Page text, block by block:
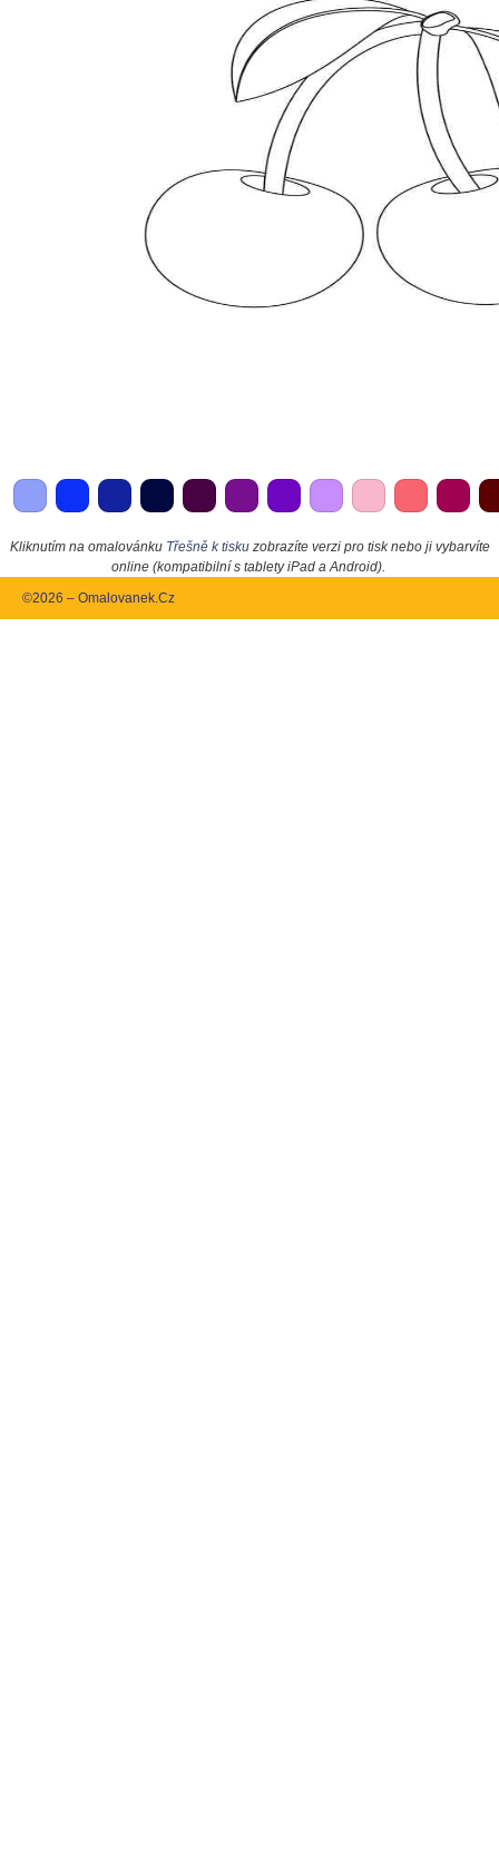
Kliknutím na omalovánku Třešně k tiskuzobrazíte verzi pro tisk nebo ji vybarvíte
online (kompatibilní s tablety iPad a Android).
©2026 – Omalovanek.Cz